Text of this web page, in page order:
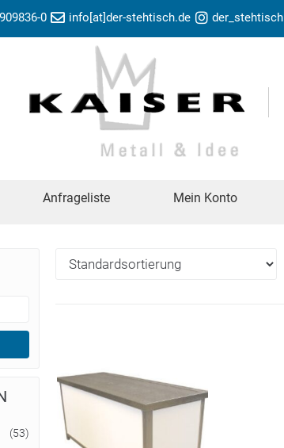
0 info[at]der-stehtisch.de der_stehtisch
Anfrageliste Mein Konto
(53)